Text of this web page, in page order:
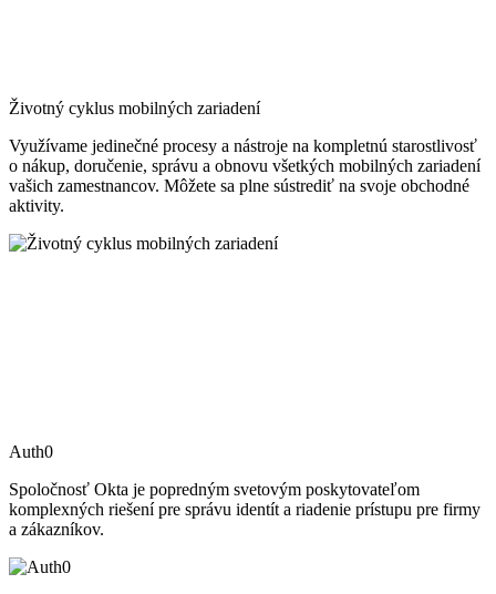
Životný cyklus mobilných zariadení
Využívame jedinečné procesy a nástroje na kompletnú starostlivosť
o nákup, doručenie, správu a obnovu všetkých mobilných zariadení
vašich zamestnancov. Môžete sa plne sústrediť na svoje obchodné
aktivity.
Auth0
Spoločnosť Okta je popredným svetovým poskytovateľom
komplexných riešení pre správu identít a riadenie prístupu pre firmy
a zákazníkov.